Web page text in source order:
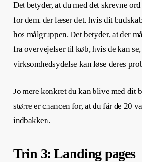
Det betyder, at du med det skrevne
for dem, der læser det, hvis dit
hos målgruppen. Det betyder, at der
fra overvejelser til køb, hvis de kan
virksomhedsydelse kan løse deres
Jo mere konkret du kan blive med dit
større er chancen for, at du får de 20
indbakken.
Trin 3: Landing pages